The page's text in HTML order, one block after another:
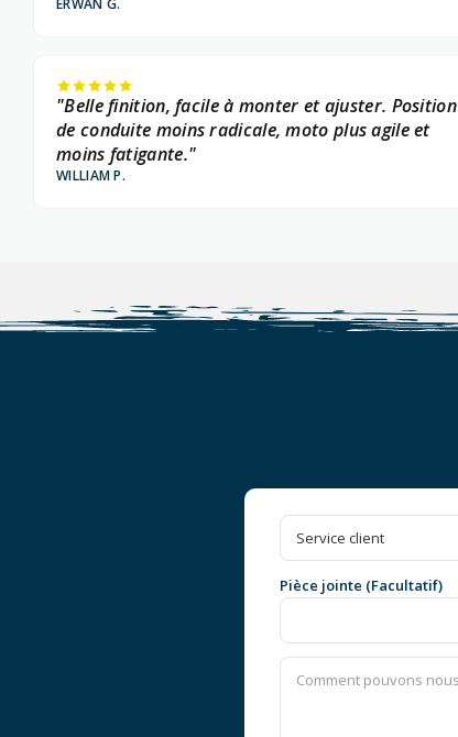
ERWAN G.
"Belle finition, facile à monter et ajuster. Position
de conduite moins radicale, moto plus agile et
moins fatigante."
WILLIAM P.
Pièce jointe (Facultatif)